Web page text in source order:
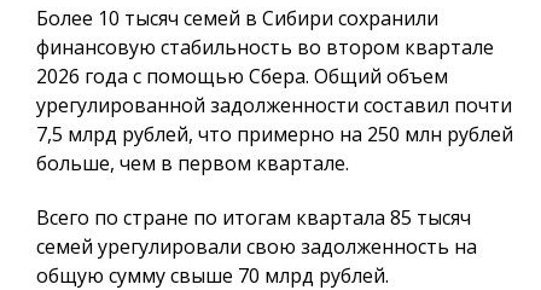
Более 10 тысяч семей в Сибири сохранили
финансовую стабильность во втором квартале
2026 года с помощью Сбера. Общий объем
урегулированной задолженности составил почти
7,5 млрд рублей, что примерно на 250 млн рублей
больше, чем в первом квартале.
Всего по стране по итогам квартала 85 тысяч
семей урегулировали свою задолженность на
общую сумму свыше 70 млрд рублей.